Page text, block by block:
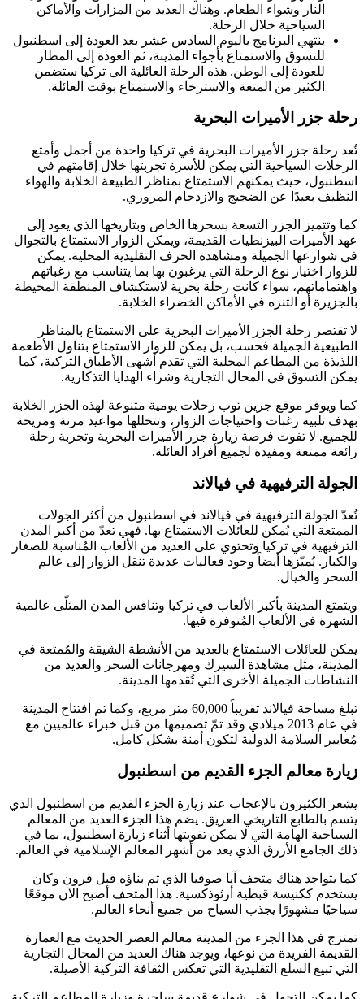
النار وشواء الطعام. وهناك العديد من المزارات والأماكن
السياحية خلال الرحلة.
ينتهي البرنامج باليوم السادس عشر بعد العودة إلى اسطنبول
للتسوق والاستمتاع بأجواء المدينة، ثم العودة إلى المطار
للعودة إلى الوطن. هذه الرحلة العائلية الى تركيا ستضمن
الكثير من المتعة والاسترخاء والاستمتاع بوقت العائلة.
رحلة جزر الأميرات البحرية
تُعد رحلة جزر الأميرات البحرية في تركيا واحدة من أجمل وأمتع
الرحلات السياحية التي يمكن للأسرة تجربتها خلال إقامتهم في
اسطنبول، حيث يمكنهم الاستمتاع بمناظر الطبيعة الخلابة والهواء
النظيف بعيدًا عن الضجيج والازدحام المروري.
كما وتتميز الجزر التسعة بسحرها الخاص وبتاريخها الذي يعود إلى
عهد الأميرات البيزنطيات القديمة، ويمكن الزوار الاستمتاع بالتجوال
في شوارعها الجميلة ومشاهدة الحرف التقليدية المحلية. يمكن
للزوار اختيار نوع الرحلة التي يرغبون بها بما يتناسب مع رغباتهم
واهتماماتهم، سواء كانت رحلة بحرية لاستكشاف المنطقة المحيطة
بالجزيرة أو التنزه في الأماكن الخضراء الخلابة.
لا تقتصر رحلة الجزر الأميرات البحرية على الاستمتاع بالمناظر
الطبيعية الجميلة فحسب، بل يمكن للزوار الاستمتاع بتناول الأطعمة
اللذيذة من المطاعم المحلية التي تقدم أشهى الأطباق التركية، كما
يمكن التسوق في المحال التجارية وشراء الهدايا التذكارية.
كما ويوفر موقع جرين توب رحلات يومية متنوعة لهذه الجزر الخلابة
بهدف تلبية رغبات واحتياجات الزوار، وتتخللها مواعيد مرنة ومريحة
للجميع. لا تفوت فرصة زيارة جزر الأميرات البحرية وتجربة رحلة
رائعة ممتعة ومفيدة لجميع أفراد العائلة.
الجولة الترفيهية في فيالاند
تُعدّ الجولة الترفيهية في فيالاند في اسطنبول من أكثر الجولات
الممتعة التي يُمكن للعائلات الاستمتاع بها. فهي تعدّ من أكبر المدن
الترفيهية في تركيا وتحتوي على العديد من الألعاب المُناسبة للصغار
والكبار. يُميّزها أيضاً وجود فعاليات عديدة تنقل الزوار إلى عالم
السحر والخيال.
ويتمتع المدينة بأكبر الألعاب في تركيا وتنافس المدن المثلّى عالمية
الشهرة في الألعاب المُتوفرة فيها.
يمكن للعائلات الاستمتاع بالعديد من الأنشطة الشيقة والمُمتعة في
المدينة، مثل مشاهدة السيرك ومهرجانات السحر والعديد من
النشاطات الجميلة الأخرى التي تُقدمها المدينة.
تبلغ مساحة فيالاند تقريباً 60,000 متر مربع، وكما تم افتتاح المدينة
في عام 2013 ميلادي وقد تمّ تصميمها من قبل خبراء عالميين مع
مُعايير السلامة الدولية لتكون أمنة بشكل كامل.
زيارة معالم الجزء القديم من اسطنبول
يشعر الكثيرون بالإعجاب عند زيارة الجزء القديم من اسطنبول الذي
يتسم بالطابع التاريخي العريق. يضم هذا الجزء العديد من المعالم
السياحية الهامة التي لا يمكن تفويتها أثناء زيارة اسطنبول، بما في
ذلك الجامع الأزرق الذي يعد من أشهر المعالم الإسلامية في العالم.
كما يتواجد هناك متحف آيا صوفيا الذي تم بناؤه قبل قرون وكان
يستخدم ككنيسة قبطية أرثوذكسية. هذا المتحف أصبح الآن موقعًا
سياحيًا مشهورًا يجذب السياح من جميع أنحاء العالم.
تمتزج في هذا الجزء من المدينة معالم العصر الحديث مع العمارة
القديمة الفريدة من نوعها، ويوجد هناك العديد من المحال التجارية
التي تبيع السلع التقليدية التي تعكس الثقافة التركية الأصيلة.